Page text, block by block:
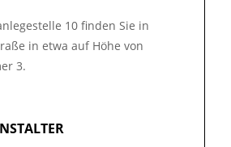
10 finden Sie in
in etwa auf Höhe von
3.